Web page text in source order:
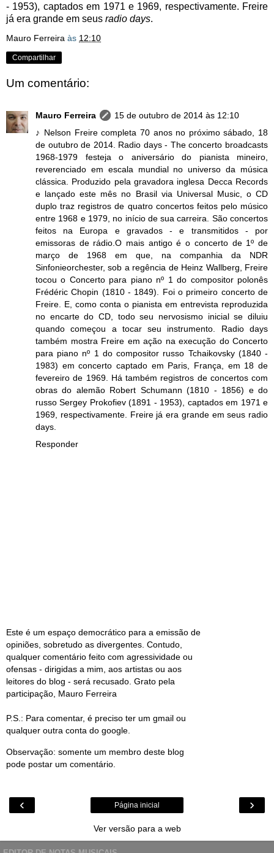
- 1953), captados em 1971 e 1969, respectivamente. Freire
já era grande em seus radio days.
Mauro Ferreira às 12:10
Compartilhar
Um comentário:
Mauro Ferreira
15 de outubro de 2014 às 12:10
♪ Nelson Freire completa 70 anos no próximo sábado, 18
de outubro de 2014. Radio days - The concerto broadcasts
1968-1979 festeja o aniversário do pianista mineiro,
reverenciado em escala mundial no universo da música
clássica. Produzido pela gravadora inglesa Decca Records
e lançado este mês no Brasil via Universal Music, o CD
duplo traz registros de quatro concertos feitos pelo músico
entre 1968 e 1979, no início de sua carreira. São concertos
feitos na Europa e gravados - e transmitidos - por
emissoras de rádio.O mais antigo é o concerto de 1º de
março de 1968 em que, na companhia da NDR
Sinfonieorchester, sob a regência de Heinz Wallberg, Freire
tocou o Concerto para piano nº 1 do compositor polonês
Frédéric Chopin (1810 - 1849). Foi o primeiro concerto de
Freire. E, como conta o pianista em entrevista reproduzida
no encarte do CD, todo seu nervosismo inicial se diluiu
quando começou a tocar seu instrumento. Radio days
também mostra Freire em ação na execução do Concerto
para piano nº 1 do compositor russo Tchaikovsky (1840 -
1983) em concerto captado em Paris, França, em 18 de
fevereiro de 1969. Há também registros de concertos com
obras do alemão Robert Schumann (1810 - 1856) e do
russo Sergey Prokofiev (1891 - 1953), captados em 1971 e
1969, respectivamente. Freire já era grande em seus radio
days.
Responder
Este é um espaço democrático para a emissão de
opiniões, sobretudo as divergentes. Contudo,
qualquer comentário feito com agressividade ou
ofensas - dirigidas a mim, aos artistas ou aos
leitores do blog - será recusado. Grato pela
participação, Mauro Ferreira
P.S.: Para comentar, é preciso ter um gmail ou
qualquer outra conta do google.
Observação: somente um membro deste blog
pode postar um comentário.
‹ ›
Página inicial
Ver versão para a web